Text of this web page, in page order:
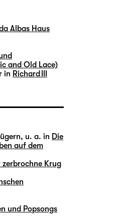
Albas Haus
and Old Lace)
in Richard III
u. a. in Die
auf dem
zerbrochne Krug
und Popsongs